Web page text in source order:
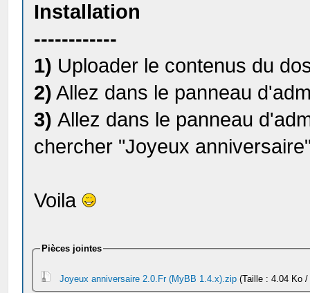
Installation
------------
1) Uploader le contenus du
2) Allez dans le panneau
3)Allez dans le panneau
chercher "Joyeux
Voila
Pièces jointes
Joyeux anniversaire 2.0.Fr (MyBB 1.4.x).zip (Taille : 4.04 Ko